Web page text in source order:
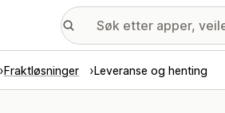
Fraktløsninger Leveranse og henting